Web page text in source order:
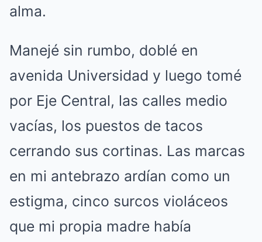
alma.
Manejé sin rumbo, doblé en
avenida Universidad y luego tomé
por Eje Central, las calles medio
vacías, los puestos de tacos
cerrando sus cortinas. Las marcas
en mi antebrazo ardían como un
estigma, cinco surcos violáceos
que mi propia madre había